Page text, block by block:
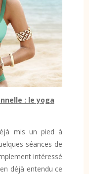
: le yoga
mis un pied à
séances de
intéressé
déjà entendu ce